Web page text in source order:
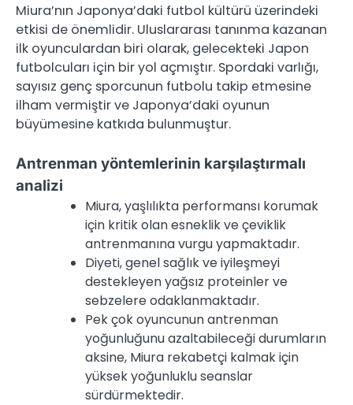
Miura’nın Japonya’daki futbol kültürü üzerindeki
etkisi de önemlidir. Uluslararası tanınma kazanan
ilk oyunculardan biri olarak, gelecekteki Japon
futbolcuları için bir yol açmıştır. Spordaki varlığı,
sayısız genç sporcunun futbolu takip etmesine
ilham vermiştir ve Japonya’daki oyunun
büyümesine katkıda bulunmuştur.
Antrenman yöntemlerinin karşılaştırmalı
analizi
Miura, yaşlılıkta performansı korumak
için kritik olan esneklik ve çeviklik
antrenmanına vurgu yapmaktadır.
Diyeti, genel sağlık ve iyileşmeyi
destekleyen yağsız proteinler ve
sebzelere odaklanmaktadır.
Pek çok oyuncunun antrenman
yoğunluğunu azaltabileceği durumların
aksine, Miura rekabetçi kalmak için
yüksek yoğunluklu seanslar
sürdürmektedir.